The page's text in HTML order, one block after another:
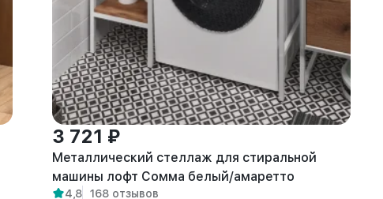
3 721 ₽
Металлический стеллаж для стиральной
машины лофт Сомма белый/амаретто
4,8 168 отзывов